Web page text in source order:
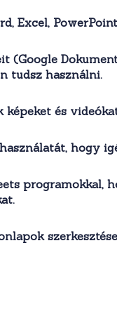
Excel,
(Google
tudsz használni.
képeket és
hogy
programokkal,